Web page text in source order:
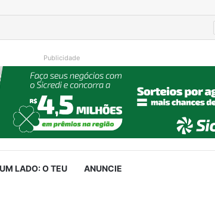
plantas para ambientes internos em Roca Sales
Publicidade
LADO: O TEU ANUNCIE